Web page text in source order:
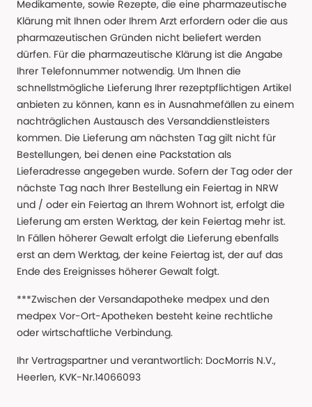
Medikamente, sowie Rezepte, die eine pharmazeutische
Klärung mit Ihnen oder Ihrem Arzt erfordern oder die aus
pharmazeutischen Gründen nicht beliefert werden
dürfen. Für die pharmazeutische Klärung ist die Angabe
Ihrer Telefonnummer notwendig. Um Ihnen die
schnellstmögliche Lieferung Ihrer rezeptpflichtigen Artikel
anbieten zu können, kann es in Ausnahmefällen zu einem
nachträglichen Austausch des Versanddienstleisters
kommen. Die Lieferung am nächsten Tag gilt nicht für
Bestellungen, bei denen eine Packstation als
Lieferadresse angegeben wurde. Sofern der Tag oder der
nächste Tag nach Ihrer Bestellung ein Feiertag in NRW
und / oder ein Feiertag an Ihrem Wohnort ist, erfolgt die
Lieferung am ersten Werktag, der kein Feiertag mehr ist.
In Fällen höherer Gewalt erfolgt die Lieferung ebenfalls
erst an dem Werktag, der keine Feiertag ist, der auf das
Ende des Ereignisses höherer Gewalt folgt.
***Zwischen der Versandapotheke medpex und den
medpex Vor-Ort-Apotheken besteht keine rechtliche
oder wirtschaftliche Verbindung.
Ihr Vertragspartner und verantwortlich: DocMorris N.V.,
Heerlen, KVK-Nr.14066093